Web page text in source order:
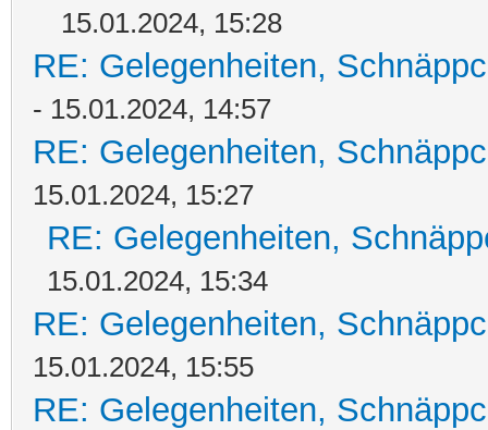
15.01.2024, 15:28
RE: Gelegenheiten,
- 15.01.2024, 14:57
RE: Gelegenheiten,
15.01.2024, 15:27
RE: Gelegenheiten,
15.01.2024, 15:34
RE: Gelegenheiten,
15.01.2024, 15:55
RE: Gelegenheiten,